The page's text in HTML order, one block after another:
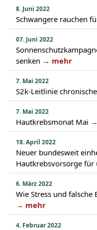
8. Juni 2022
Schwangere rauchen
07. Juni 2022
senken → mehr
7. Mai 2022
S2k-Leitlinie
7. Mai 2022
Hautkrebsmonat Mai
18. April 2022
Neuer bundesweit
Hautkrebsvorsorge für
6. März 2022
Wie Stress und falsche
→ mehr
4. Februar 2022